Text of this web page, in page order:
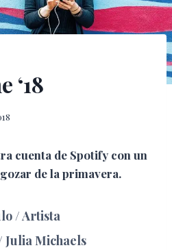
‘18
cuenta de Spotify con un
de la primavera.
/ Artista
Julia Michaels